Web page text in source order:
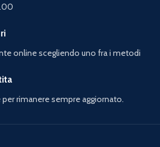
online scegliendo uno fra i metodi
rimanere sempre aggiornato.